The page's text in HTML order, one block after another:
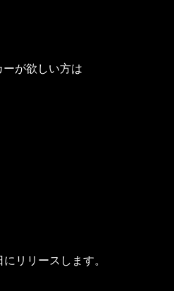
が欲しい方は
リリースします。